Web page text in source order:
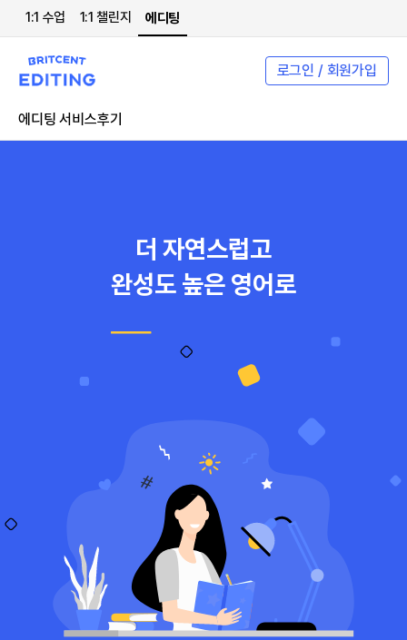
1:1 수업 1:1 챌린지 에디팅
로그인 / 회원가입
에디팅 서비스후기
더 자연스럽고
완성도 높은 영어로